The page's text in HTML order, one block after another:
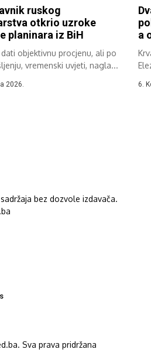
ruskog
otkrio uzroke
planinara iz BiH
objektivnu procjenu, ali po
vremenski uvjeti, nagla...
2026.
a
6.
bez dozvole izdavača.
Sva prava pridržana